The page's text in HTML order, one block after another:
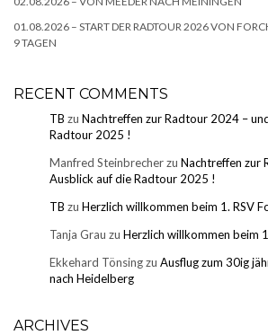
01.08.2026 – START DER RADTOUR 2026 VON
9 TAGEN
RECENT COMMENTS
TB zu Nachtreffen zur Radtour 2024 –
Radtour 2025 !
Manfred Steinbrecherzu Nachtreffen zur
Ausblick auf die Radtour 2025 !
TB zu Herzlich willkommen beim 1. RSV
Tanja Grau zu Herzlich willkommen beim
Ekkehard Tönsingzu Ausflug zum 30ig
nach Heidelberg
ARCHIVES